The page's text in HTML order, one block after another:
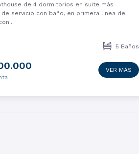
de 4 dormitorios en suite más
servicio con baño, en primera línea de
5 Baños
VER MÁS